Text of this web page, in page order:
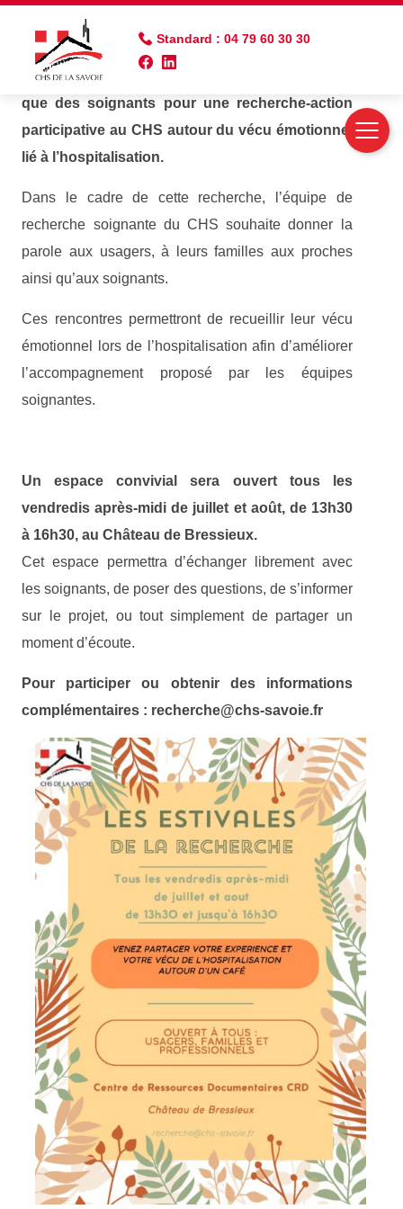
Standard : 04 79 60 30 30
Invitation des usagers, familles ou proches ainsi
que des soignants pour une recherche-action
participative au CHS autour du vécu émotionnel
lié à l’hospitalisation.
Dans le cadre de cette recherche, l’équipe de
recherche soignante du CHS souhaite donner la
parole aux usagers, à leurs familles aux proches
ainsi qu’aux soignants.
Ces rencontres permettront de recueillir leur vécu
émotionnel lors de l’hospitalisation afin d’améliorer
l’accompagnement proposé par les équipes
soignantes.
Un espace convivial sera ouvert tous les
vendredis après-midi de juillet et août, de 13h30
à 16h30, au Château de Bressieux.
Cet espace permettra d’échanger librement avec
les soignants, de poser des questions, de s’informer
sur le projet, ou tout simplement de partager un
moment d’écoute.
Pour participer ou obtenir des informations
complémentaires : recherche@chs-savoie.fr